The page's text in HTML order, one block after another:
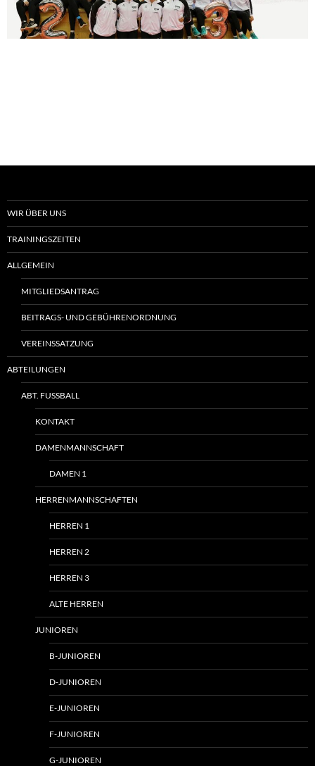
WIR ÜBER UNS
TRAININGSZEITEN
ALLGEMEIN
MITGLIEDSANTRAG
BEITRAGS- UND GEBÜHRENORDNUNG
VEREINSSATZUNG
ABTEILUNGEN
ABT. FUSSBALL
KONTAKT
DAMENMANNSCHAFT
DAMEN 1
HERRENMANNSCHAFTEN
HERREN 1
HERREN 2
HERREN 3
ALTE HERREN
JUNIOREN
B-JUNIOREN
D-JUNIOREN
E-JUNIOREN
F-JUNIOREN
G-JUNIOREN